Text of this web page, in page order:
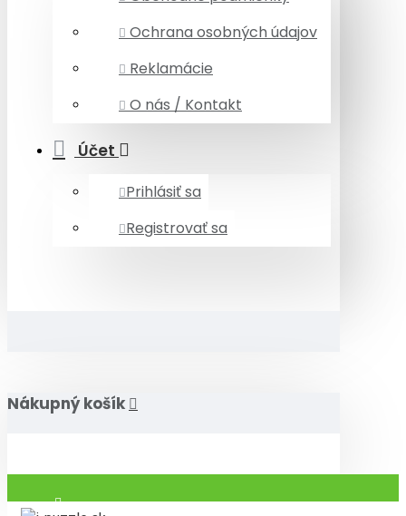
Ochrana osobných údajov
Reklamácie
O nás / Kontakt
Účet
Prihlásiť sa
Registrovať sa
Nákupný košík